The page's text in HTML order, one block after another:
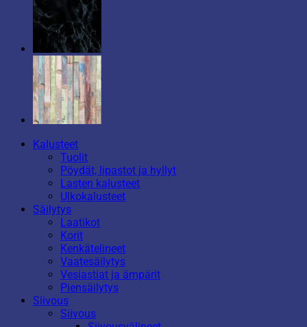
Kalusteet
Tuolit
Pöydät, lipastot ja hyllyt
Lasten kalusteet
Ulkokalusteet
Säilytys
Laatikot
Korit
Kenkätelineet
Vaatesäilytys
Vesiastiat ja ämpärit
Piensäilytys
Siivous
Siivous